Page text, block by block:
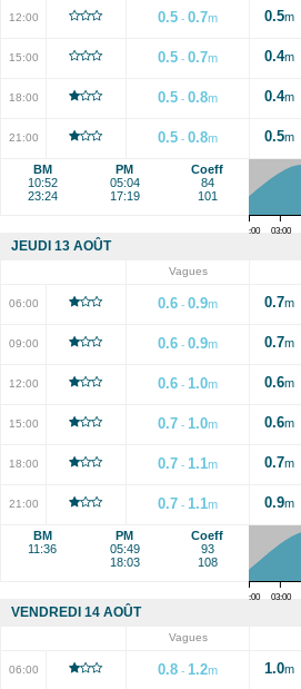
12:00 0.5 -0.7m 0.5m
15:00 0.5 -0.7m 0.4m
18:00 0.5 -0.8m 0.4m
21:00 0.5 -0.8m 0.5m
BM
10:52
23:24
PM
05:04
17:19
Coeff
84
101
00:00 03:00
JEUDI 13 AOÛT
Vagues
06:00 0.6 -0.9m 0.7m
09:00 0.6 -0.9m 0.7m
12:00 0.6 - 1.0m 0.6m
15:00 0.7 - 1.0m 0.6m
18:00 0.7 - 1.1m 0.7m
21:00 0.7 - 1.1m 0.9m
BM
11:36
PM
05:49
18:03
Coeff
93
108
00:00 03:00
VENDREDI 14 AOÛT
Vagues
06:00 0.8 - 1.2m 1.0m